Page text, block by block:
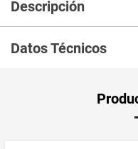
Descripción
modernos diseños y formas
Datos Técnicos